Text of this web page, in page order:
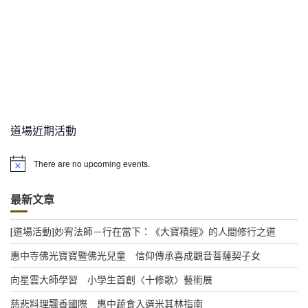
道場近期活動
N
i
c
e
There are no upcoming events.
最新文章
[道場活動]妙宥法師－行在當下：《大寶積經》的人間修行之道
惠中寺佛光寶寶暨佛光兒童 信仰傳承喜成觀音菩薩契子女
向星雲大師學習 小學生首創〈十修歌〉藝術展
慈悲料理飄香國際 惠中蔬食入選米其林指南